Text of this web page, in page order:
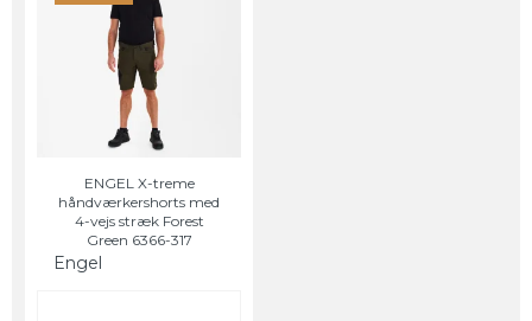
ENGEL X-treme
håndværkershorts med
4-vejs stræk Forest
Green 6366-317
Engel